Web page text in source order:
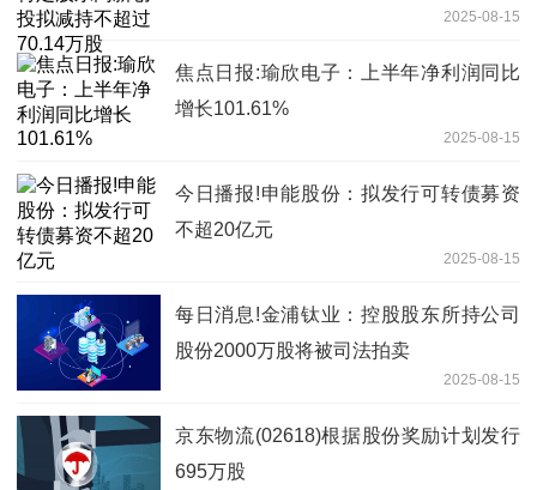
2025-08-15
焦点日报:瑜欣电子：上半年净利润同比
增长101.61%
2025-08-15
今日播报!申能股份：拟发行可转债募资
不超20亿元
2025-08-15
每日消息!金浦钛业：控股股东所持公司
股份2000万股将被司法拍卖
2025-08-15
京东物流(02618)根据股份奖励计划发行
695万股